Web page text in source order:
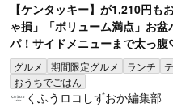
【ケンタッキー】が1,210円も
ゃ損」「ボリューム満点」お盆
パ！サイドメニューまで太っ
グルメ 期間限定グルメ ランチ
おうちでごはん
くふうロコしずおか編集部